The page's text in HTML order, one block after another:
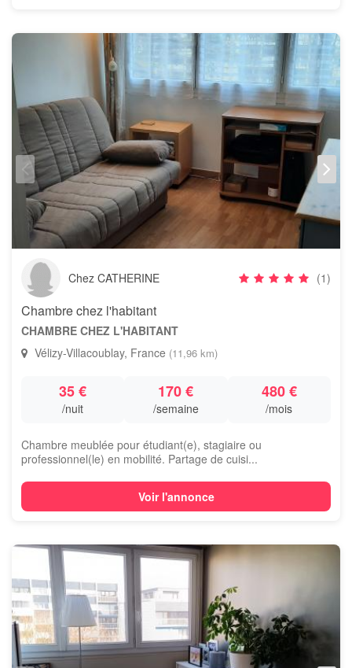
Chez CATHERINE (1)
Chambre chez l'habitant
CHAMBRE CHEZ L'HABITANT
Vélizy-Villacoublay, France (11,96 km)
35 €
/nuit
170 €
/semaine
480 €
/mois
Chambre meublée pour étudiant(e), stagiaire ou
professionnel(le) en mobilité. Partage de cuisi...
Voir l'annonce